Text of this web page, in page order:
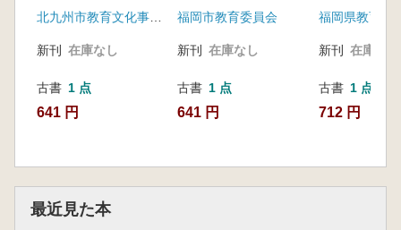
新刊 在庫なし
古書 1 点
641 円
福岡市教育委員会
新刊 在庫なし
古書 1 点
641 円
福岡県教育委
新刊 在庫なし
古書 1 点
712 円
最近見た本